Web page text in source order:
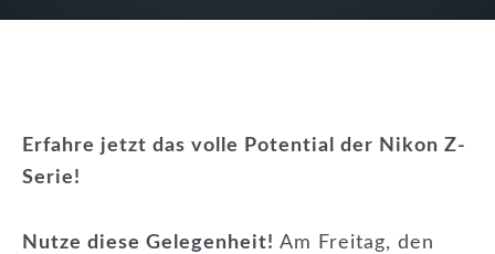
Erfahre jetzt das volle Potential der Nikon Z-
Serie!
Nutze diese Gelegenheit! Am Freitag, den